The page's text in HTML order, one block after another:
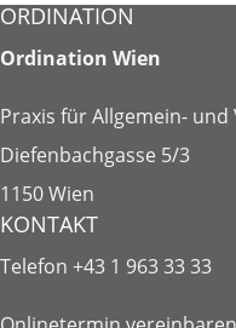
ORDINATION
Ordination Wien
Praxis für Allgemein-
Diefenbachgasse 5/3
1150 Wien
KONTAKT
Telefon +43 1 963 33 33